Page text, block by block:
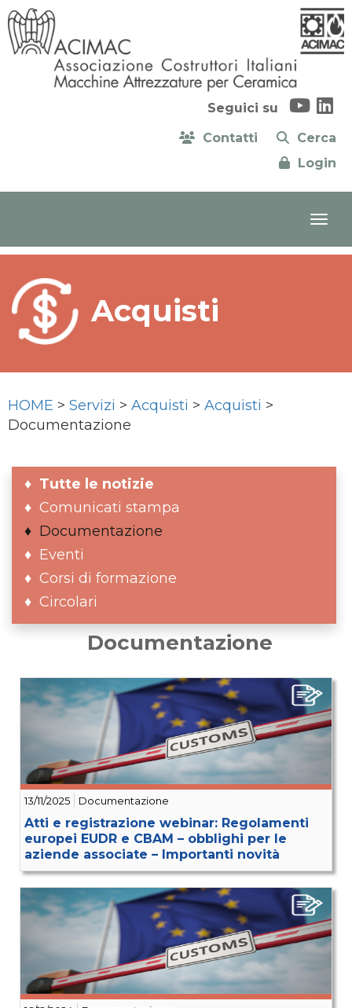
Seguici su
Contatti
Cerca
Login
Acquisti
HOME > Servizi > Acquisti > Acquisti >
Documentazione
Tutte le notizie
Comunicati stampa
Documentazione
Eventi
Corsi di formazione
Circolari
Documentazione
13/11/2025 Documentazione
Atti e registrazione webinar: Regolamenti
europei EUDR e CBAM – obblighi per le
aziende associate – Importanti novità